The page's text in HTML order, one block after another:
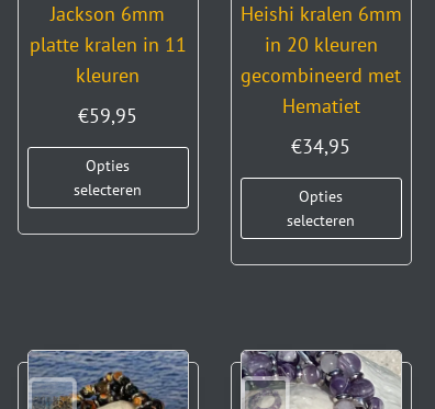
Jackson 6mm
platte kralen in 11
kleuren
€59,95
Opties
selecteren
Heishi kralen 6mm
in 20 kleuren
gecombineerd met
Hematiet
€34,95
Opties
selecteren